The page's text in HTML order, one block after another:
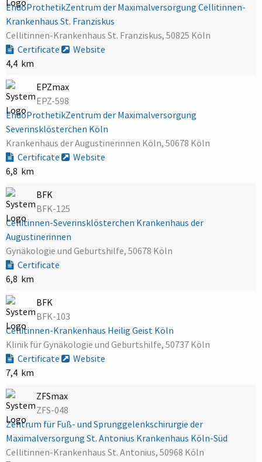
EndoProthetikZentrum der Maximalversorgung Cellitinnen-
Krankenhaus St. Franziskus
Cellitinnen-Krankenhaus St. Franziskus, 50825 Köln
Certificate
Website
4,4 km
EPZmax
EPZ-598
EndoProthetikZentrum der Maximalversorgung
Severinsklösterchen Köln
Krankenhaus der Augustinerinnen Köln, 50678 Köln
Certificate
Website
6,8 km
BFK
BFK-125
Cellitinnen-Severinsklösterchen Krankenhaus der
Augustinerinnen
Gynäkologie und Geburtshilfe, 50678 Köln
Certificate
6,8 km
BFK
BFK-103
Cellitinnen-Krankenhaus Heilig Geist Köln
Klinik für Gynäkologie und Geburtshilfe, 50737 Köln
Certificate
Website
7,4 km
ZFSmax
ZFS-048
Zentrum für Fuß- und Sprunggelenkschirurgie der
Maximalversorgung St. Antonius Krankenhaus Köln-Süd
Cellitinnen-Krankenhaus St. Antonius, 50968 Köln